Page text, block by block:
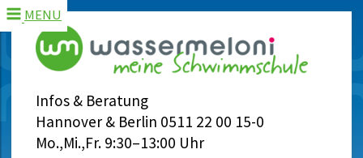
Infos & Beratung
Hannover & Berlin 0511 22 00 15-0
Mo.,Mi.,Fr. 9:30–13:00 Uhr
MENU